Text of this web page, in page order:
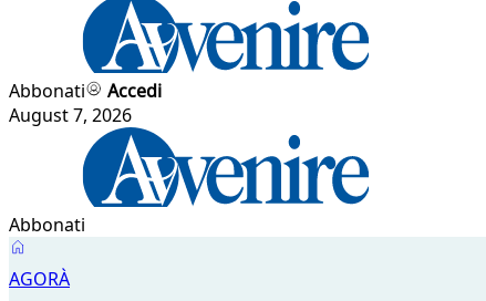
Abbonati
Accedi
August 7, 2026
Abbonati
AGORÀ